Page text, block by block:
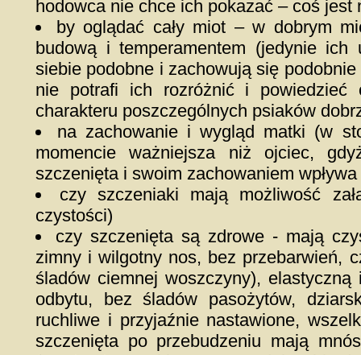
hodowca nie chce ich pokazać – coś jest
by oglądać cały miot – w dobrym
budową i temperamentem (jedynie
siebie podobne i zachowują się
nie potrafi ich rozróżnić i powiedzieć
charakteru poszczególnych psiaków
na zachowanie i wygląd matki (w
momencie ważniejsza niż ojciec,
szczenięta i swoim zachowaniem
czy szczeniaki mają możliwość
czystości)
czy szczenięta są zdrowe - mają
zimny i wilgotny nos, bez przebarwień,
śladów ciemnej woszczyny),
odbytu, bez śladów pasożytów,
ruchliwe i przyjaźnie nastawione,
szczenięta po przebudzeniu mają